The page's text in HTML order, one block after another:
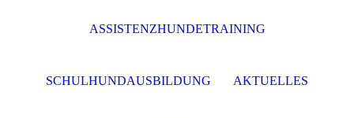
ASSISTENZHUNDETRAINING
SCHULHUNDAUSBILDUNG AKTUELLES